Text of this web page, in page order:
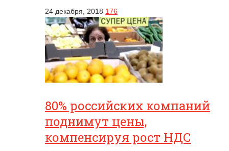
24 декабря, 2018 176
80% российских компаний
поднимут цены,
компенсируя рост НДС